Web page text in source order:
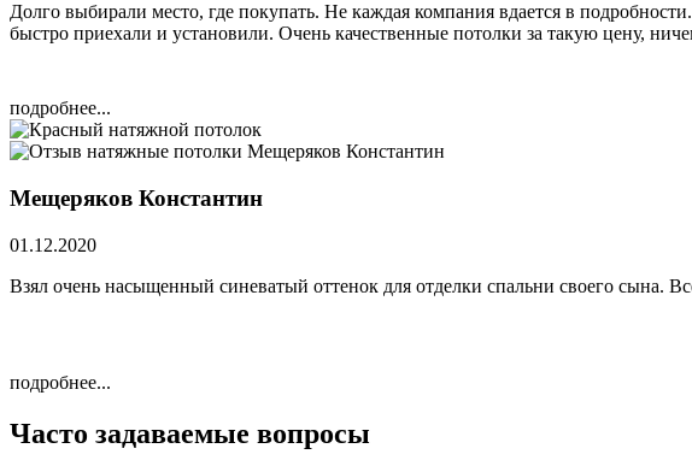
Долго выбирали место, где покупать. Не каждая компания вдается в
быстро приехали и установили. Очень качественные потолки за такую цену,
подробнее...
Мещеряков Константин
01.12.2020
Взял очень насыщенный синеватый оттенок для отделки спальни своего сына.
подробнее...
Часто задаваемые вопросы